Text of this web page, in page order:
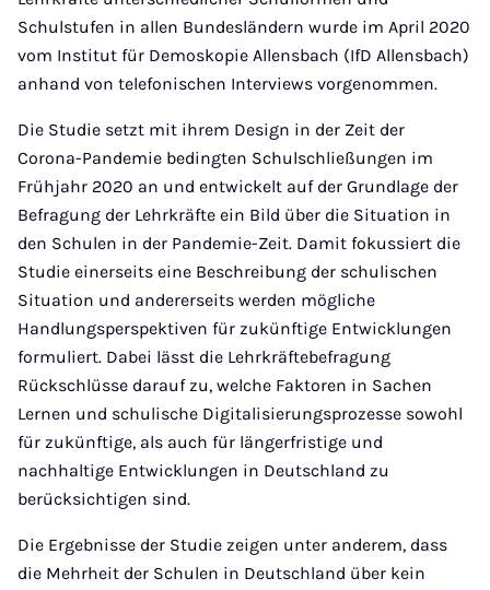
Schulstufen in allen Bundesländern wurde im April 2020
vom Institut für Demoskopie Allensbach (IfD Allensbach)
anhand von telefonischen Interviews vorgenommen.
Die Studie setzt mit ihrem Design in der Zeit der
Corona-Pandemie bedingten Schulschließungen im
Frühjahr 2020 an und entwickelt auf der Grundlage der
Befragung der Lehrkräfte ein Bild über die Situation in
den Schulen in der Pandemie-Zeit. Damit fokussiert die
Studie einerseits eine Beschreibung der schulischen
Situation und andererseits werden mögliche
Handlungsperspektiven für zukünftige Entwicklungen
formuliert. Dabei lässt die Lehrkräftebefragung
Rückschlüsse darauf zu, welche Faktoren in Sachen
Lernen und schulische Digitalisierungsprozesse sowohl
für zukünftige, als auch für längerfristige und
nachhaltige Entwicklungen in Deutschland zu
berücksichtigen sind.
Die Ergebnisse der Studie zeigen unter anderem, dass
die Mehrheit der Schulen in Deutschland über kein